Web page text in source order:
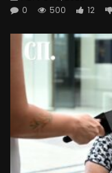
0
500 12